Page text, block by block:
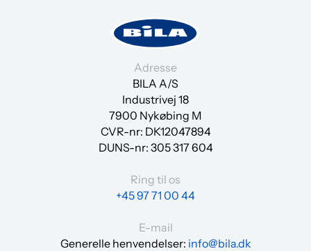
Adresse
BILA A/S
Industrivej 18
7900 Nykøbing M
CVR-nr: DK12047894
DUNS-nr: 305 317 604
Ring til os
+45 97 71 00 44
E-mail
Generelle henvendelser: info@bila.dk